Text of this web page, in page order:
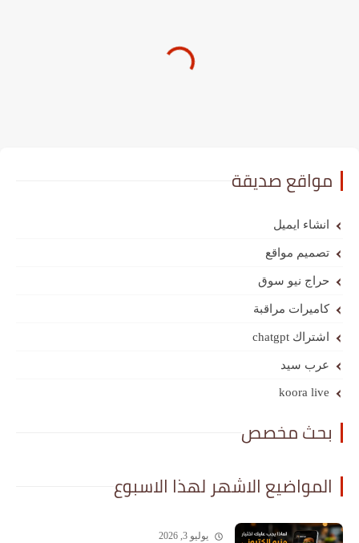
مواقع صديقة
انشاء ايميل
تصميم مواقع
حراج نيو سوق
كاميرات مراقبة
اشتراك chatgpt
عرب سيد
koora live
بحث مخصص
المواضيع الاشهر لهذا الاسبوع
يوليو 3, 2026